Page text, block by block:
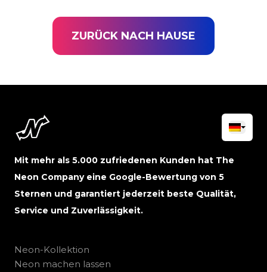
ZURÜCK NACH HAUSE
Mit mehr als 5.000 zufriedenen Kunden hat The
Neon Company eine Google-Bewertung von 5
Sternen und garantiert jederzeit beste Qualität,
Service und Zuverlässigkeit.
Neon-Kollektion
Neon machen lassen